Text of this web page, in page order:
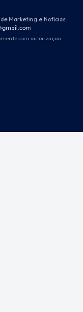
Marketing e Notícias
com autorização